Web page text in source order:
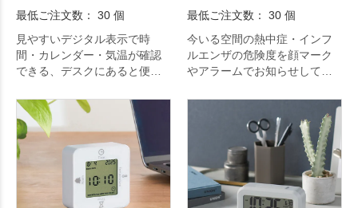
最低ご注文数： 30 個
見やすいデジタル表示で時
間・カレンダー・気温が確認
できる、デスクにあると便利
最低ご注文数： 30 個
今いる空間の熱中症・インフ
ルエンザの危険度を顔マーク
やアラームでお知らせしてく
ック。